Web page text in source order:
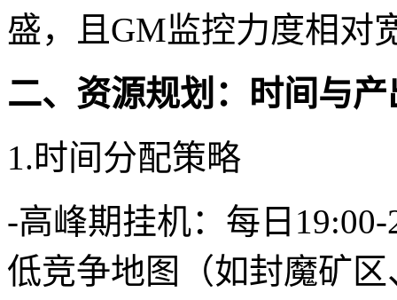
盛，且GM监控力度相对
二、资源规划：时间与
1.时间分配策略
-高峰期挂机：每日
低竞争地图（如封魔矿